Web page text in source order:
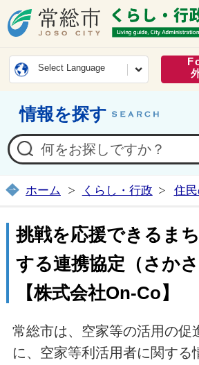
常総市
Select Language
情報を探す
ホーム くらし・行政 住
挑戦を応援できるま
する連携協定（さかさ
【株式会社On-Co】
常総市は、空家等の活用の促
に、空家等利活用者に関する